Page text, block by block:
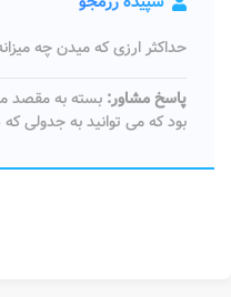
حداکثر ارزی که میدن چه
پاسخ مشاور:
بود که می توانید به جدولی